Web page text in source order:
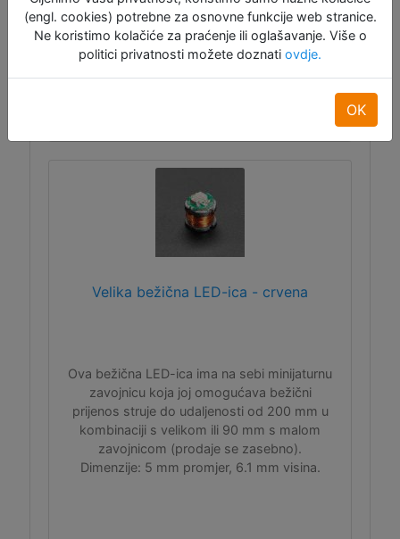
ID:12289
1,70 €
Dodaj u košaru
Velika bežična LED-ica - crvena
Ova bežična LED-ica ima na sebi minijaturnu
zavojnicu koja joj omogućava bežični
prijenos struje do udaljenosti od 200 mm u
kombinaciji s velikom ili 90 mm s malom
zavojnicom (prodaje se zasebno).
Dimenzije: 5 mm promjer, 6.1 mm visina.
(engl. cookies) potrebne za osnovne funkcije web stranice.
Ne koristimo kolačiće za praćenje ili oglašavanje. Više o
politici privatnosti možete doznati ovdje.
OK